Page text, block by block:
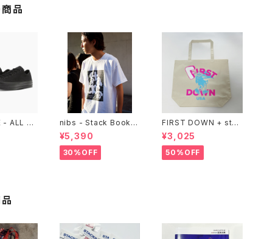
品
- ALL ST
（ALL B
nibs - Stack Bookst
ore Tee
¥5,390
30%OFF
FIRST DOWN + stac
ks bookstore BIG T
OTE
¥3,025
50%OFF